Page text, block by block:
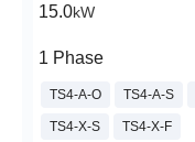
15.0kW
1 Phase
TS4-A-O TS4-A-S
TS4-X-S TS4-X-F